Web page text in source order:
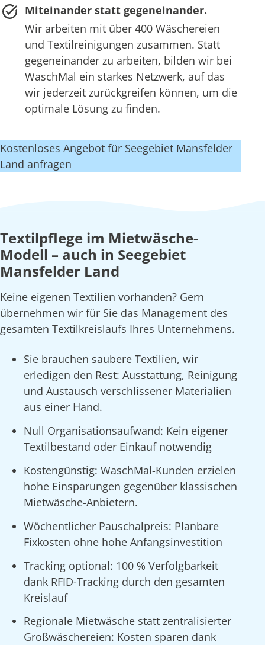
Miteinander statt gegeneinander.
Wir arbeiten mit über 400 Wäschereien
und Textilreinigungen zusammen. Statt
gegeneinander zu arbeiten, bilden wir bei
WaschMal ein starkes Netzwerk, auf das
wir jederzeit zurückgreifen können, um die
optimale Lösung zu finden.
Kostenloses Angebot für Seegebiet Mansfelder
Land anfragen
Textilpflege im Mietwäsche-
Modell – auch in Seegebiet
Mansfelder Land
Keine eigenen Textilien vorhanden? Gern
übernehmen wir für Sie das Management des
gesamten Textilkreislaufs Ihres Unternehmens.
Sie brauchen saubere Textilien, wir
erledigen den Rest: Ausstattung, Reinigung
und Austausch verschlissener Materialien
aus einer Hand.
Null Organisationsaufwand: Kein eigener
Textilbestand oder Einkauf notwendig
Kostengünstig: WaschMal-Kunden erzielen
hohe Einsparungen gegenüber klassischen
Mietwäsche-Anbietern.
Wöchentlicher Pauschalpreis: Planbare
Fixkosten ohne hohe Anfangsinvestition
Tracking optional: 100 % Verfolgbarkeit
dank RFID-Tracking durch den gesamten
Kreislauf
Regionale Mietwäsche statt zentralisierter
Großwäschereien: Kosten sparen dank